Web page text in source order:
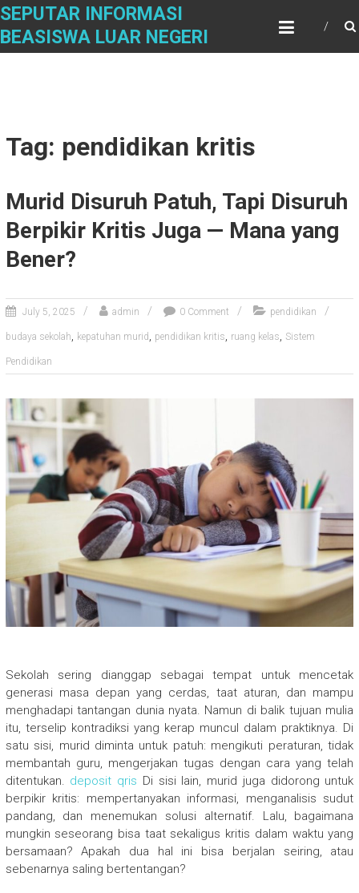
Skip
content
SEPUTAR INFORMASI
BEASISWA LUAR NEGERI
Tag: pendidikan kritis
Murid Disuruh Patuh, Tapi Disuruh
Berpikir Kritis Juga — Mana yang
Bener?
July 5, 2025 admin 0 Comment pendidikan
budaya sekolah, kepatuhan murid , pendidikan kritis, ruang kelas, Sistem
Pendidikan
Sekolah sering dianggap sebagai tempat untuk mencetak
generasi masa depan yang cerdas, taat aturan, dan mampu
menghadapi tantangan dunia nyata. Namun di balik tujuan mulia
itu, terselip kontradiksi yang kerap muncul dalam praktiknya. Di
satu sisi, murid diminta untuk patuh: mengikuti peraturan, tidak
membantah guru, mengerjakan tugas dengan cara yang telah
ditentukan. deposit qris Di sisi lain, murid juga didorong untuk
berpikir kritis: mempertanyakan informasi, menganalisis sudut
pandang, dan menemukan solusi alternatif. Lalu, bagaimana
mungkin seseorang bisa taat sekaligus kritis dalam waktu yang
bersamaan? Apakah dua hal ini bisa berjalan seiring, atau
sebenarnya saling bertentangan?